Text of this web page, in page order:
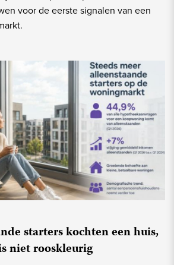
voor de eerste signalen van een
starters kochten een huis,
niet rooskleurig